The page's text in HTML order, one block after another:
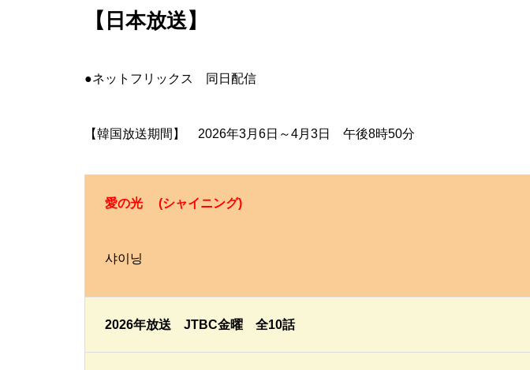
【日本放送】
●ネットフリックス 同日配信
【韓国放送期間】 2026年3月6日～4月3日 午後8時50分
愛の光 (シャイニング)
샤이닝
2026年放送 JTBC金曜 全10話